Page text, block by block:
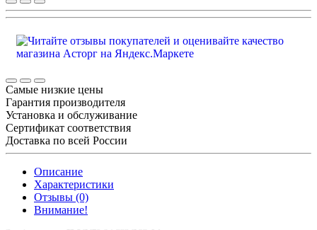
Самые низкие цены
Гарантия производителя
Установка и обслуживание
Сертификат соответствия
Доставка по всей России
Описание
Характеристики
Отзывы (0)
Внимание!